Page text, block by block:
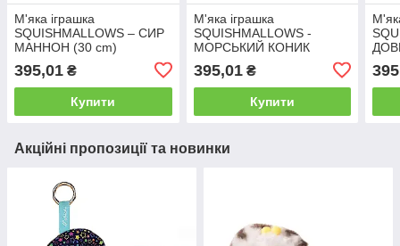
М'яка іграшка
SQUISHMALLOWS – СИР
МАННОН (30 cm)
395,01 ₴
Купити
М'яка іграшка
SQUISHMALLOWS -
МОРСЬКИЙ КОНИК
395,01₴
Купити
Акційні пропозиції та новинки